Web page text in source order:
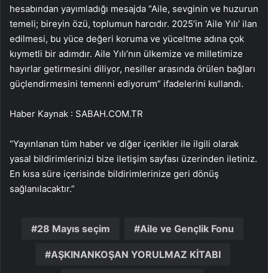
hesabından yayımladığı mesajda “Aile, sevginin ve huzurun
temeli; bireyin özü, toplumun harcıdır. 2025’in ‘Aile Yılı’ ilan
edilmesi, bu yüce değeri koruma ve yüceltme adına çok
kıymetli bir adımdır. Aile Yılı’nın ülkemize ve milletimize
hayırlar getirmesini diliyor, nesiller arasında örülen bağları
güçlendirmesini temenni ediyorum” ifadelerini kullandı.
Haber Kaynak : SABAH.COM.TR
“Yayınlanan tüm haber ve diğer içerikler ile ilgili olarak
yasal bildirimlerinizi bize iletişim sayfası üzerinden iletiniz.
En kısa süre içerisinde bildirimlerinize geri dönüş
sağlanılacaktır.”
28 Mayıs seçim Aile ve Gençlik Fonu
AŞKINANKOŞAN YORULMAZ KİTABI